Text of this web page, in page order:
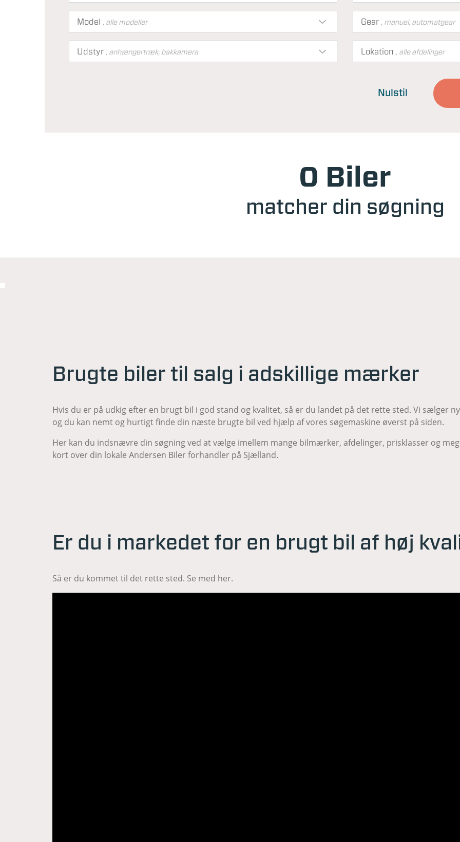
Model , alle modeller Gear , manuel, automatgear
Udstyr , anhængertræk, bakkamera Lokation , alle afdelinger
Nulstil
0 Biler
matcher din søgning
Brugte biler til salg i adskillige mærker
Hvis du er på udkig efter en brugt bil i god stand og kvalitet, så er du landet på det rette sted. Vi sælger
og du kan nemt og hurtigt finde din næste brugte bil ved hjælp af vores søgemaskine øverst på siden.
Her kan du indsnævre din søgning ved at vælge imellem mange bilmærker, afdelinger, prisklasser og
kort over din lokale Andersen Biler forhandler på Sjælland.
Er du i markedet for en brugt bil af høj
Så er du kommet til det rette sted. Se med her.